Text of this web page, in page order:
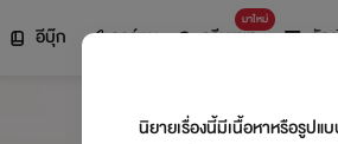
อีบุ๊ก การ์ตูน
มาใหม่
ดรีมแชท ธัญ
นิยายเรื่องนี้มีเนื้อหาหรือรูป